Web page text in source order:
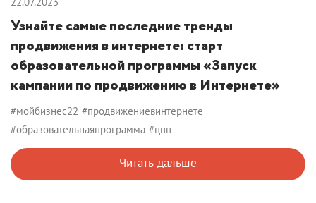
Узнайте самые последние тренды
продвижения в интернете: старт
образовательной программы «Запуск
кампании по продвижению в Интернете»
#мойбизнес22 #продвижениевинтернете
#образовательнаяпрограмма #цпп
Читать дальше